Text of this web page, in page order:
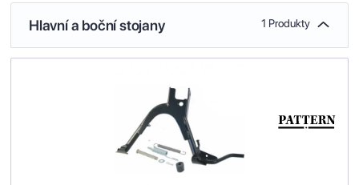
Hlavní a boční stojany 1 Produkty